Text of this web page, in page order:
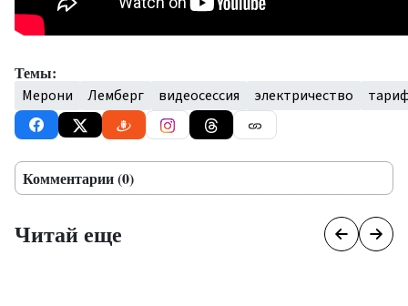
Темы:
Мерони Лемберг видеосессия электричество
Комментарии (0)
Читай еще